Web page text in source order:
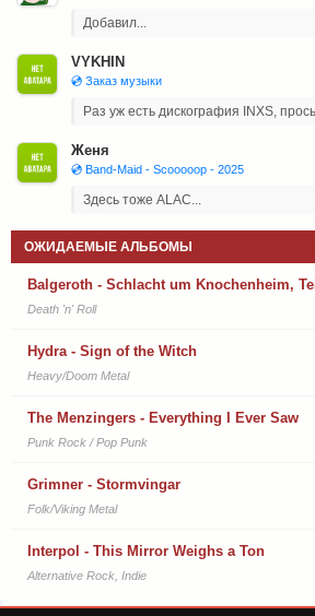
Добавил...
VYKHIN
💿 Заказ музыки
Раз уж есть дискография INXS,
Женя
💿 Band-Maid - Scooooop - 2025
Здесь тоже ALAC...
ОЖИДАЕМЫЕ АЛЬБОМЫ
Balgeroth - Schlacht um Knochenheim,
Death 'n' Roll
Hydra - Sign of the Witch
Heavy/Doom Metal
The Menzingers - Everything I Ever Saw
Punk Rock / Pop Punk
Grimner - Stormvingar
Folk/Viking Metal
Interpol - This Mirror Weighs a Ton
Alternative Rock, Indie